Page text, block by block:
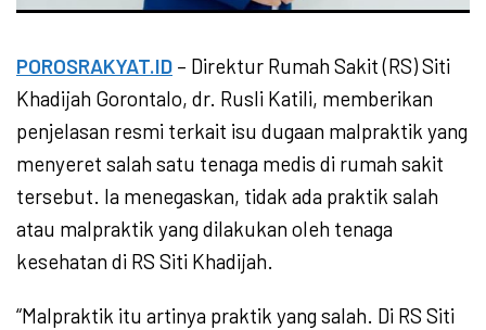
POROSRAKYAT.ID – Direktur Rumah Sakit (RS) Siti
Khadijah Gorontalo, dr. Rusli Katili, memberikan
penjelasan resmi terkait isu dugaan malpraktik yang
menyeret salah satu tenaga medis di rumah sakit
tersebut. Ia menegaskan, tidak ada praktik salah
atau malpraktik yang dilakukan oleh tenaga
kesehatan di RS Siti Khadijah.
“Malpraktik itu artinya praktik yang salah. Di RS Siti